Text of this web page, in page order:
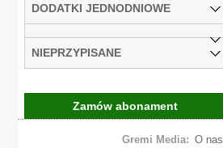
DODATKI JEDNODNIOWE
NIEPRZYPISANE
Zamów abonament
Gremi Media: O nas